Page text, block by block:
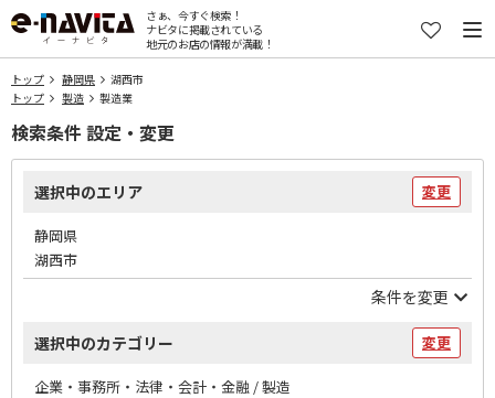
さぁ、今すぐ検索！
ナビタに掲載されている
地元のお店の情報が満載！
トップ 静岡県
湖西市
トップ
製造 製造業
検索条件 設定・変更
選択中のエリア 変更
静岡県
湖西市
条件を変更
選択中のカテゴリー 変更
企業・事務所・法律・会計・金融 / 製造